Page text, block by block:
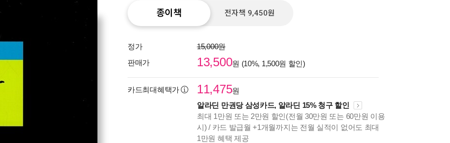
종이책 전자책 9,450원
정가
15,000원
판매가
13,500원 (10%, 1,500원 할인)
카드최대혜택가 11,475원
알라딘 만권당 삼성카드, 알라딘 15% 청구 할인
최대 1만원 또는 2만원 할인(전월 30만원 또는 60만원 이용
시) / 카드 발급월 +1개월까지는 전월 실적이 없어도 최대
1만원 혜택 제공